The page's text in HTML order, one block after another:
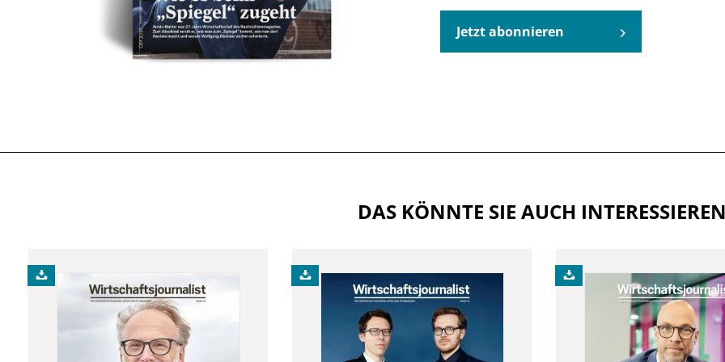
Jetzt abonnieren
DAS KÖNNTE SIE AUCH